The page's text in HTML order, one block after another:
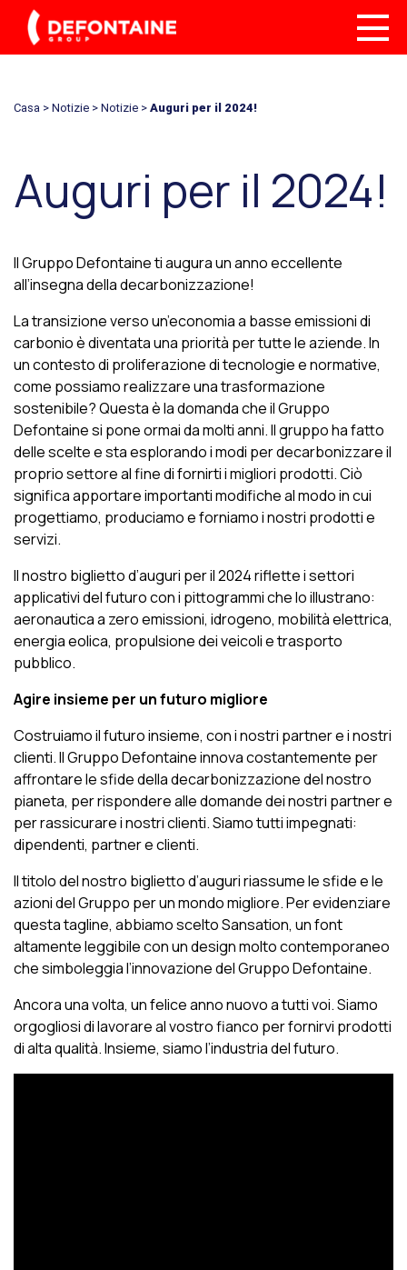
Casa > Notizie > Notizie > Auguri per il 2024!
Auguri per il 2024!
Il Gruppo Defontaine ti augura un anno eccellente
all’insegna della decarbonizzazione!
La transizione verso un’economia a basse emissioni di
carbonio è diventata una priorità per tutte le aziende. In
un contesto di proliferazione di tecnologie e normative,
come possiamo realizzare una trasformazione
sostenibile? Questa è la domanda che il Gruppo
Defontaine si pone ormai da molti anni. Il gruppo ha fatto
delle scelte e sta esplorando i modi per decarbonizzare il
proprio settore al fine di fornirti i migliori prodotti. Ciò
significa apportare importanti modifiche al modo in cui
progettiamo, produciamo e forniamo i nostri prodotti e
servizi.
Il nostro biglietto d’auguri per il 2024 riflette i settori
applicativi del futuro con i pittogrammi che lo illustrano:
aeronautica a zero emissioni, idrogeno, mobilità elettrica,
energia eolica, propulsione dei veicoli e trasporto
pubblico.
Agire insieme per un futuro migliore
Costruiamo il futuro insieme, con i nostri partner e i nostri
clienti. Il Gruppo Defontaine innova costantemente per
affrontare le sfide della decarbonizzazione del nostro
pianeta, per rispondere alle domande dei nostri partner e
per rassicurare i nostri clienti. Siamo tutti impegnati:
dipendenti, partner e clienti.
Il titolo del nostro biglietto d’auguri riassume le sfide e le
azioni del Gruppo per un mondo migliore. Per evidenziare
questa tagline, abbiamo scelto Sansation, un font
altamente leggibile con un design molto contemporaneo
che simboleggia l’innovazione del Gruppo Defontaine.
Ancora una volta, un felice anno nuovo a tutti voi. Siamo
orgogliosi di lavorare al vostro fianco per fornirvi prodotti
di alta qualità. Insieme, siamo l’industria del futuro.